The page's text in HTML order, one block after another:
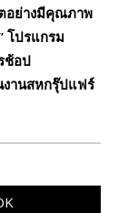
อย่างมีคุณภาพ
โปรแกรม
ช้อป
งานสหกรุ๊ปแฟร์